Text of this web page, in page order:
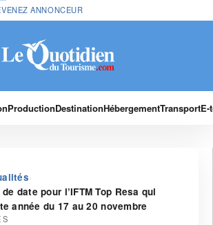
ANNONCEUR
ProductionDestinationHébergementTransport
›
date pour l’IFTM Top Resa qui
année du 17 au 20 novembre